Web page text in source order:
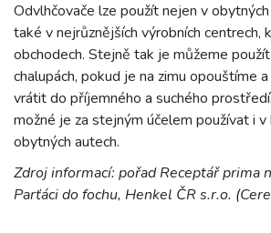
Odvlhčovače lze použít nejen v
také v nejrůznějších výrobních centrech,
obchodech. Stejně tak je můžeme použít
chalupách, pokud je na zimu opouštíme
vrátit do příjemného a suchého
možné je za stejným účelem používat i v
obytných autech.
Zdroj informací: pořad Receptář prima
Parťáci do fochu, Henkel ČR s.r.o.